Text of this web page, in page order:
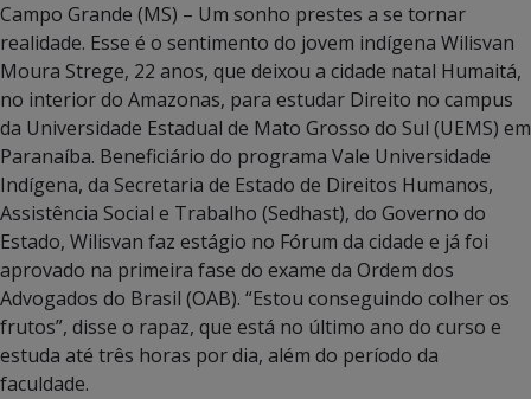
Campo Grande (MS) – Um sonho prestes a se tornar
realidade. Esse é o sentimento do jovem indígena Wilisvan
Moura Strege, 22 anos, que deixou a cidade natal Humaitá,
no interior do Amazonas, para estudar Direito no campus
da Universidade Estadual de Mato Grosso do Sul (UEMS) em
Paranaíba. Beneficiário do programa Vale Universidade
Indígena, da Secretaria de Estado de Direitos Humanos,
Assistência Social e Trabalho (Sedhast), do Governo do
Estado, Wilisvan faz estágio no Fórum da cidade e já foi
aprovado na primeira fase do exame da Ordem dos
Advogados do Brasil (OAB). “Estou conseguindo colher os
frutos”, disse o rapaz, que está no último ano do curso e
estuda até três horas por dia, além do período da
faculdade.